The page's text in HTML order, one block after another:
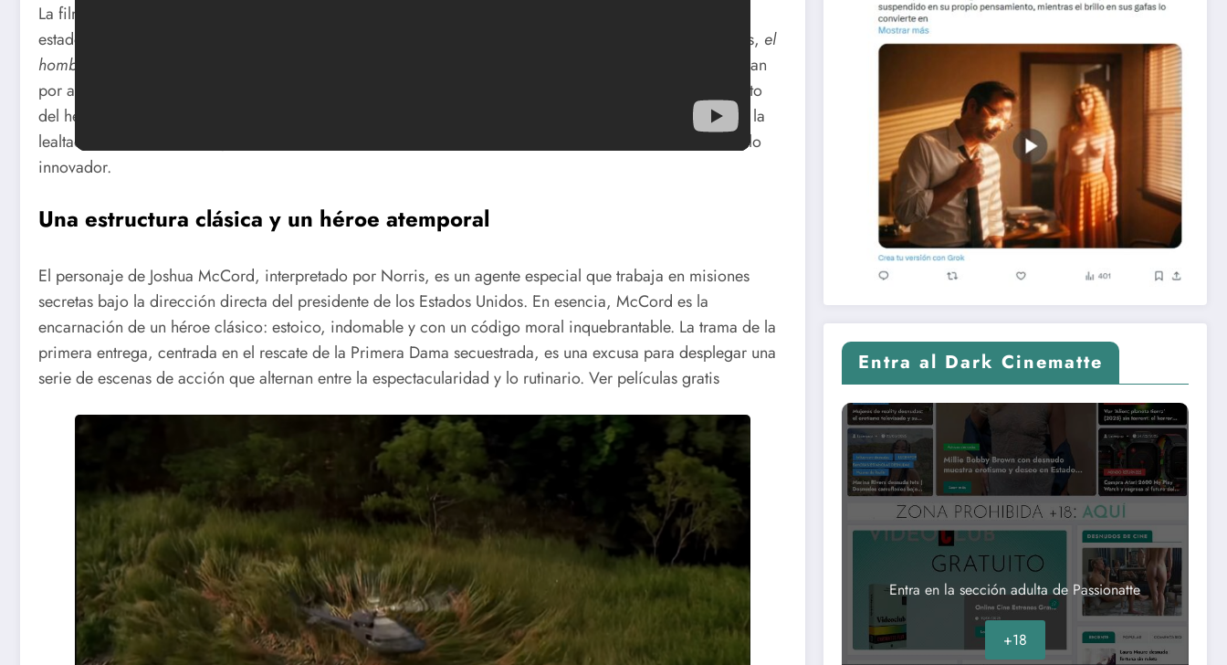
La filmografía de Chuck Norris ha sido terreno fértil para examinar la representación del héroe
estadounidense en el cine de acción de las décadas de 1980 y 1990. Entre sus incursiones más curiosas, el
hombre del presidente
(2002), se destacan
por articular un discurso patriótico explícito y por explorar una dinámica maestro-discípulo en el contexto
del heroísmo al servicio del Estado. Estas películas, producidas para televisión, abordan los dilemas de la
lealtad, el sacrificio y el legado, aunque con una estética que muchas veces prioriza lo funcional sobre lo
innovador.
Una estructura clásica y un héroe atemporal
El personaje de Joshua McCord, interpretado por Norris, es un agente especial que trabaja en misiones
secretas bajo la dirección directa del presidente de los Estados Unidos. En esencia, McCord es la
encarnación de un héroe clásico: estoico, indomable y con un código moral inquebrantable. La trama de la
primera entrega, centrada en el rescate de la Primera Dama secuestrada, es una excusa para desplegar una
serie de escenas de acción que alternan entre la espectacularidad y lo rutinario. Ver películas gratis
Entra al Dark Cinematte
Entra en la sección adulta de Passionatte
+18